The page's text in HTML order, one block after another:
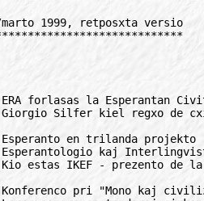
la
asekura kompanio mendis cxe cxiuj tri grupoj intensan studadon de Esperanto
dum tri monatoj. La bosnia grupo el urbeto Kladanj (meza Bosnio) konsistis
cxefe el rifugxintoj de martira urbo Srebrenica. Cxar en Kladanj estis
neniu esperantisto, profesoro Mustafa Tandir cxiusemajne dum tri monatoj
vojagxis al Kladanj el Sarajevo por instrui Esperanton. Cxiujn vojagx- kaj
instrukostojn pagis la Asekura Kompanio.

Reve 1998 sukcese realigxis, sed oni ne havas plenan raporton pri funkciado
de Esperanto gxiakadre.

el Kataluna Esperantisto n-ro 305, decembro/1998

***************************************************************************

Esperantologio kaj Interlingvistiko
===================================

En Italio funkcias "Grupo por Esperantologio kaj Interlingvistiko", kiu
klopodas kunligi cxiujn italajn interesigxantojn (esperantistajn kaj
neesperantistajn) pri Esperantologio kaj Interlingvistiko. Gxi arangxas
cxiujarajn forumojn pri esperantologio en la kadro de la naciaj Esperanto-
kongresoj kaj eldonigas la prelegojn tie prezentitajn. Gxi, laux la
eblecoj, informas pri esperantologio kaj interlingvistiko en italaj
sciencaj medioj. Unu el gxiaj nuntempaj projektoj estas la aperigo en la
itala de libro, kiu enhavas interalie la tekston de John Wells
"Lingvistikaj aspektoj de Esperanto" kaj la enkondukon de Klaus Schubert en
la libro "Interlinguistics".

Cxiujn prelego-kajerojn (gxis nun 11) de la Forumoj eldonis CoEdEs (Milano)
en la serio nomata "Materiali di Interlinguistica ed Esperantologia".

Cxiuj libretoj estas mendeblaj cxe CoEdEs: Cooperativa Editoriale
Esperanto, via Villoresi 38, IT-20143 Milano, Italio, rete:
G.Polerani@forigu.agora.stm.it.

Aperis krome en du versioj libreto, redaktita de Daniele Vitali, pri "La
linguistica e l'Esperanto", kiu estis sendita al cxiuj italaj lingvistoj.

Ni dissendas ankaux la disertacion de Federico Gobbo cxe la Universitato de
Torino: "Il dilemma dell'esperanto - tra vocazione ausiliaria e
naturalizzazione", pagxoj 253, prezo: 45000 italaj liroj (25) euxroj.

La venonta Esperantologia Forumo okazos la 24-an de auxgusto 1999-a en Riva
del Garda (Trento, Italujo), kadre de la 68-a Itala Kongreso de Esperanto.

Por informoj turnu vin al:

Fabrizio Pagliaroli
Contrada Barchi 20, IT-04019 Terracina, Italio
rete: sn0142@forigu.speednet.it

---
Nur en la retposxta versio:

Estas haveblaj la jenaj libretoj:
---------------------------------

Renato Corsetti, Mauxro La Torre, (1993) Quale lingua prima?, Materiali di
  Interlinguistica ed Esperantologia 1, Milano: CoEdEs.

Silvia Lacquaniti (1994), Lingue pianificate ed Esperanto, Materiali di
  Interlinguistica ed Esperantologia 2, Milano: CoEdES.

Michela Lipari, Pierluigi Da Costa (redaktintoj, 1996), Instruado de
  Esperanto: Metodoj kaj materialoj, Materiali di Interlinguistica ed
  Esperantologia 3, Milano: CoEdEs.

Renato Corsetti (redaktinto, 1997), Italanto: la itala variajxo de
  Esperanto, Materiali di Interlinguistica ed Esperantologia 7, Milano:
  CoEdEs.

Katalin Smidliusz (1997), Analisi comparativa del lessico italiano ed
  ungherese a fini didattici, Materiali di Interlinguistica ed Esperantologia
  8, Milano: CoEdEs.

Nino Vessella (1997), Kompara analizo de la svahila kaj Esperanto,
  Materiali di Interlinguistica ed Esperantologia 9, Milano: CoEdEs.

Nicolino Rossi, Renato Corsetti (redaktintoj, 1999), Altigu vian lingvan
  nivelon: Literaturo en Esperanto, Materiali diInterlinguistica ed
  Esperantologia 10, Milano: CoEdEs.

Fabrizio Pagliaroli (redaktinto, 1999), Naturismo kaj skemismo en
  Esperanto, Materiali di Interlinguistica ed Esperantologia 11, Milano:
  CoEdEs.

***************************************************************************

Kio estas IKEF kaj kion gxi volas
=================================

La internacia Komerca kaj Ekonomia Fakgrupo (IKEF) lauxstatute celas al la
disvastigo de la internacia lingvo Esperanto en la kampoj komerco, ekonomio
kaj ekonomia scienco. Cxi provas atingi tiun celon per la sekvaj agadoj:

- eldoni gxisdatigitajn fakajn terminarojn;
- ebligi renkontigxojn de membroj, organizi studseminariojn;
- helpi membrojn kiuj uzas Esperanton en siaj komercaj rilatoj, ekzemple
  faciligante reciprokajn intersxangxojn de informoj;
- eldoni fakan revuon aux bultenon kaj/aux subteni eldonadon de tiaj revuoj
  aux bultenoj; verki fakajn artikolojn en la Esperanta gazetaro.

En la piedsignoj de Instituto por Esperanto en komerco kaj Industrio (EKI),
agadinta en la 60-aj kaj 70-aj jaroj naskigxis IKEF en la 1985/a jaro.

S-roj Franz Josef Braun kaj Lawrence Mee konvinkigxinte pri la valoro de la
lingvo en la internaciaj komercaj rilatoj, ekintencis revivigi la uzadon de
Esperanto en tiu cxi kampo. Ili iniciatis sondadon de opinioj inter la
fakdelegitoj de UEA kaj la reagoj estis tiel multnombraj ke - por grupe
respondi - en auxgusto, 1984 eldonigxis la unua Lauxokaza Novajxletero de
IKEF.

La fondkunveno okazis dum la 70-a UK en Augsburg, Germanio la 6-an de
auxgusto 1985 kun 30 partoprenantoj. Ok jarojn post la fondo - kiam la
membronombro trapasis 100, UEA akceptis IKEF kiel aligxintan fakan asocion.

15 jarojn post la fondo IKEF okupigxas pri:

- dauxra regula eldono de interkomunikilo La Merkato kvarfoje jare;
- helpo kaj instigo al negoco inter E-parolantaj komercistoj (IKEF mem ne
  negocas, nur peras);
- reklamanoncoj de entreprenoj kaj fakaj artikoloj pri ekonomiaj temoj
  cxefe en Monato;
- lekciado kaj instruado pri ekonomiaj temoj;
- arangxado de simpozioj kaj seminarioj;
- tradukservo por entreprenoj esperantaj